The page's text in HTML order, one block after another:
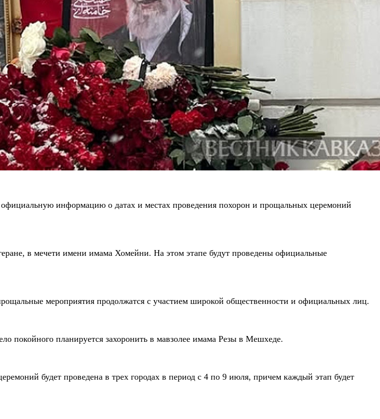
информацию о датах и местах проведения похорон и прощальных церемоний
в мечети имени имама Хомейни. На этом этапе будут проведены официальные
мероприятия продолжатся с участием широкой общественности и официальных лиц.
покойного планируется захоронить в мавзолее имама Резы в Мешхеде.
будет проведена в трех городах в период с 4 по 9 июля, причем каждый этап будет